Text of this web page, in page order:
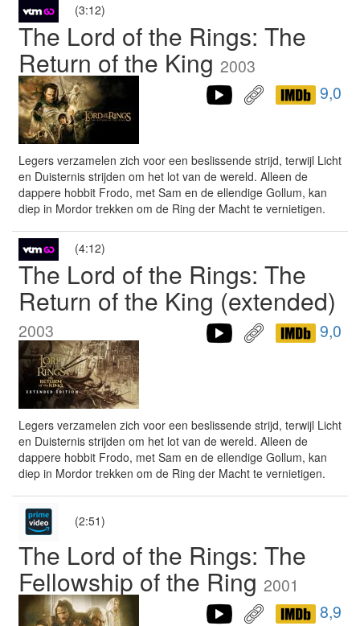
(3:12)
The Lord of the Rings: The
Return of the King 2003
9,0
Legers verzamelen zich voor een beslissende strijd, terwijl Licht
en Duisternis strijden om het lot van de wereld. Alleen de
dappere hobbit Frodo, met Sam en de ellendige Gollum, kan
diep in Mordor trekken om de Ring der Macht te vernietigen.
(4:12)
The Lord of the Rings: The
Return of the King (extended)
2003 9,0
Legers verzamelen zich voor een beslissende strijd, terwijl Licht
en Duisternis strijden om het lot van de wereld. Alleen de
dappere hobbit Frodo, met Sam en de ellendige Gollum, kan
diep in Mordor trekken om de Ring der Macht te vernietigen.
(2:51)
The Lord of the Rings: The
Fellowship of the Ring 2001
8,9